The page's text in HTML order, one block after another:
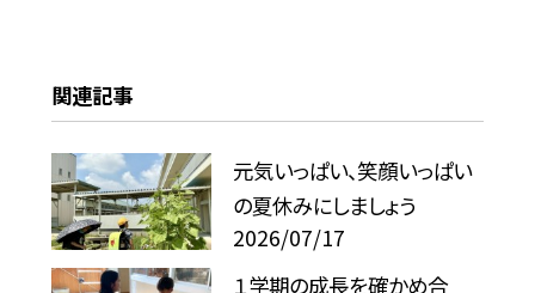
関連記事
元気いっぱい、笑顔いっぱい
の夏休みにしましょう
2026/07/17
１学期の成長を確かめ合